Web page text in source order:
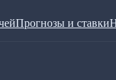
Прогнозы и ставки